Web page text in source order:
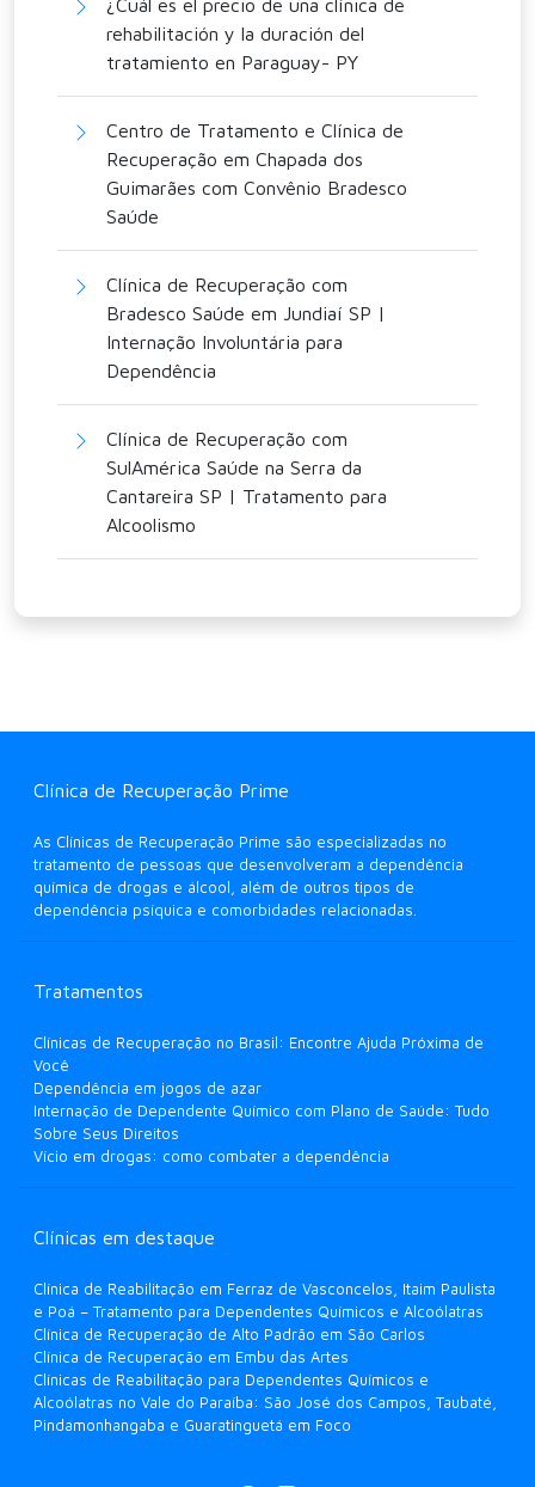
¿Cuál es el precio de una clínica de
rehabilitación y la duración del
tratamiento en Paraguay- PY
Centro de Tratamento e Clínica de
Recuperação em Chapada dos
Guimarães com Convênio Bradesco
Saúde
Clínica de Recuperação com
Bradesco Saúde em Jundiaí SP |
Internação Involuntária para
Dependência
Clínica de Recuperação com
SulAmérica Saúde na Serra da
Cantareira SP | Tratamento para
Alcoolismo
Clínica de Recuperação Prime
As Clínicas de Recuperação Prime são especializadas no
tratamento de pessoas que desenvolveram a dependência
química de drogas e álcool, além de outros tipos de
dependência psíquica e comorbidades relacionadas.
Tratamentos
Clínicas de Recuperação no Brasil: Encontre Ajuda Próxima de
Você
Dependência em jogos de azar
Internação de Dependente Químico com Plano de Saúde: Tudo
Sobre Seus Direitos
Vício em drogas: como combater a dependência
Clínicas em destaque
Clínica de Reabilitação em Ferraz de Vasconcelos, Itaim Paulista
e Poá – Tratamento para Dependentes Químicos e Alcoólatras
Clínica de Recuperação de Alto Padrão em São Carlos
Clínica de Recuperação em Embu das Artes
Clínicas de Reabilitação para Dependentes Químicos e
Alcoólatras no Vale do Paraíba: São José dos Campos, Taubaté,
Pindamonhangaba e Guaratinguetá em Foco